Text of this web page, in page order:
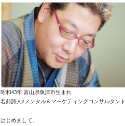
昭和43年 富山県魚津市生まれ
名前詩人☓メンタル＆マーケティングコンサルタント
はじめまして。